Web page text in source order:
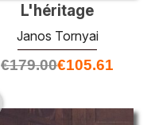
L'héritage
Janos Tornyai
€179.00€105.61